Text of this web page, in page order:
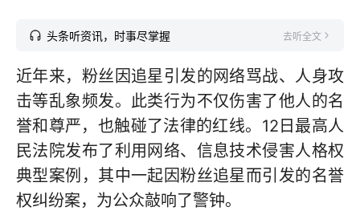
头条听资讯，时事尽掌握 去听全文
近年来，粉丝因追星引发的网络骂战、人身攻
击等乱象频发。此类行为不仅伤害了他人的名
誉和尊严，也触碰了法律的红线。12日最高人
民法院发布了利用网络、信息技术侵害人格权
典型案例，其中一起因粉丝追星而引发的名誉
权纠纷案，为公众敲响了警钟。